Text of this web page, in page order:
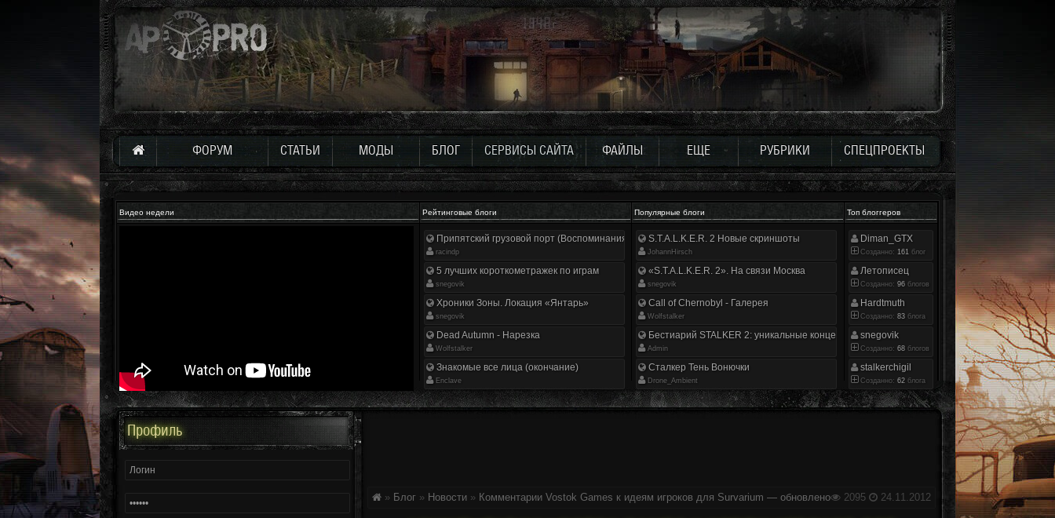
ФОРУМ СТАТЬИ МОДЫ БЛОГ СЕРВИСЫ САЙТА ФАЙЛЫ ЕЩЕ РУБРИКИ СПЕЦПРОЕКТЫ
Видео недели Рейтинговые блоги Популярные блоги Топ блоггеров
Припятский грузовой порт (Воспоминания ликвидатора)
racindp
5 лучших короткометражек по играм
snegovik
Хроники Зоны. Локация «Янтарь»
snegovik
Dead Autumn - Нарезка
Wolfstalker
Знакомые все лица (окончание)
Enclave
S.T.A.L.K.E.R. 2 Новые скриншоты
JohannHirsch
«S.T.A.L.K.E.R. 2». На связи Москва
snegovik
Call of Chernobyl - Галерея
Wolfstalker
Бестиарий STALKER 2: уникальные концепт-арты
Аdmin
Сталкер Тень Вонючки
Drone_Ambient
Diman_GTX
Созданно: 161 блог
Летописец
Созданно: 96 блогов
Hardtmuth
Созданно: 83 блога
snegovik
Созданно: 68 блогов
stalkerchigil
Созданно: 62 блога
2095 24.11.2012
» Блог » Новости » Комментарии Vostok Games к идеям игроков для Survarium — обновлено
Профиль